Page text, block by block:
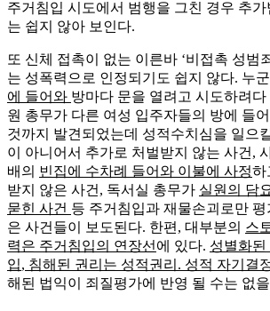
주거침입 시도에서 범행을 그친 경우 추가
는 쉽지 않아 보인다.
또 신체 접촉이 없는 이른바 ‘비접촉 성범
는 성폭력으로 인정되기도 쉽지 않다. 누
에 들어와 방마다 문을 열려고 시도하려다
원 총무가 다른 여성 입주자들의 방에 들
것까지 발견되었는데 성적수치심을 일으
이 아니어서 추가로 처벌받지 않는 사건,
배의 빈집에 수차례 들어와 이불에 사정하
받지 않은 사건, 독서실 총무가 실원의 담
묻힌 사건 등 주거침입과 재물손괴로만
은 사건들이 보도된다. 한편, 대부분의 스
력은 주거침입의 연장선 에 있다. 성별화된
입, 침해된 권리는 성적권리 . 성적 자기결
해된 법익이 죄질평가에 반영 될 수는 없